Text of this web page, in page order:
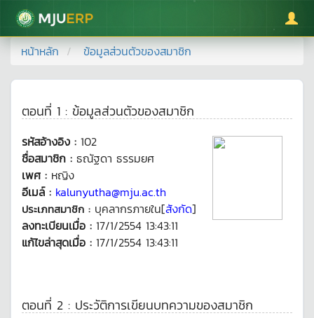
มหาวิทยาลัยแม่โจ้
หน้าหลัก ข้อมูลส่วนตัวของสมาชิก
ตอนที่ 1 : ข้อมูลส่วนตัวของสมาชิก
รหัสอ้างอิง : 102
ชื่อสมาชิก : ธณัฐดา ธรรมยศ
เพศ : หญิง
อีเมล์ : kalunyutha@mju.ac.th
ประเภทสมาชิก : บุคลากรภายใน[สังกัด]
ลงทะเบียนเมื่อ : 17/1/2554 13:43:11
แก้ไขล่าสุดเมื่อ : 17/1/2554 13:43:11
ตอนที่ 2 : ประวัติการเขียนบทความของสมาชิก